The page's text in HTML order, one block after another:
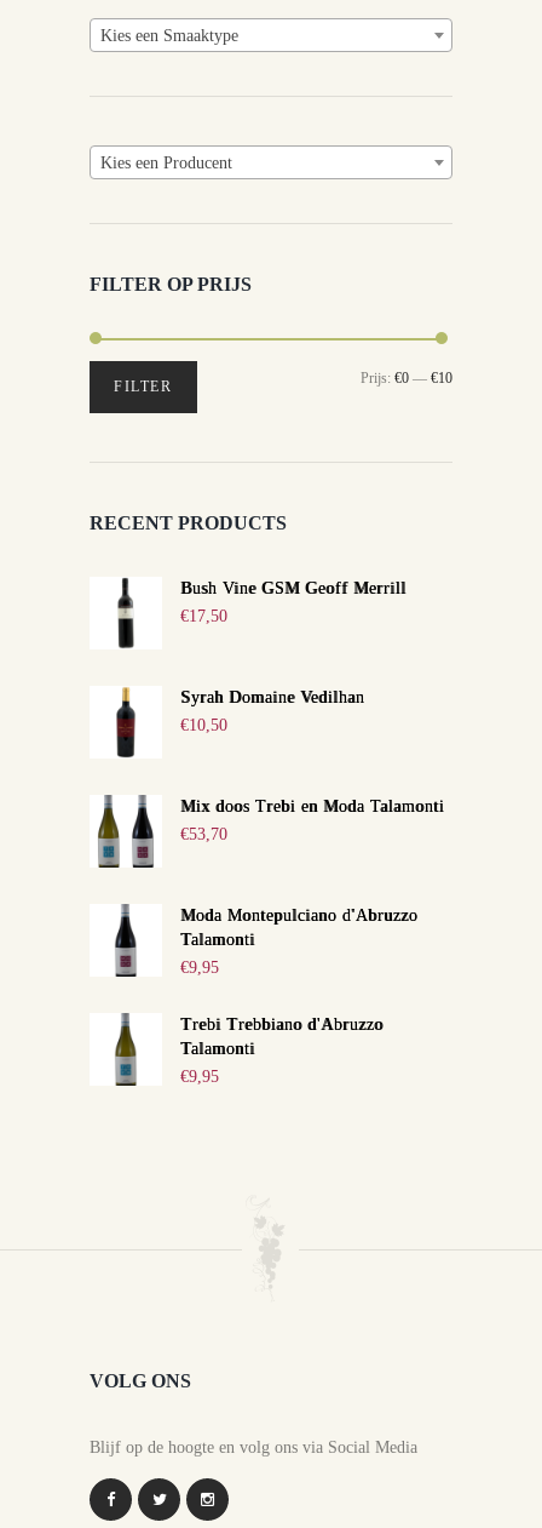
Kies een Smaaktype
Kies een Producent
FILTER OP PRIJS
Min.
Max.
FILTER Prijs: €0 — €10
RECENT PRODUCTS
Bush Vine GSM Geoff Merrill
€17,50
Syrah Domaine Vedilhan
€10,50
Mix doos Trebi en Moda Talamonti
€53,70
Moda Montepulciano d'Abruzzo
Talamonti
€9,95
Trebi Trebbiano d'Abruzzo
Talamonti
€9,95
VOLG ONS
Blijf op de hoogte en volg ons via Social Media